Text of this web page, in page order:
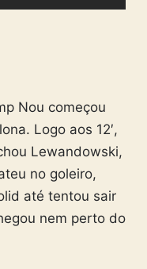
Nou começou
Logo aos 12′,
Lewandowski,
no goleiro,
até tentou sair
nem perto do